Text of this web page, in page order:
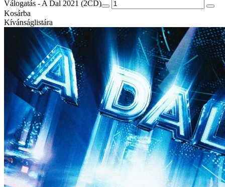
Válogatás - A Dal 2021 (2CD)
Kosárba
Kívánságlistára